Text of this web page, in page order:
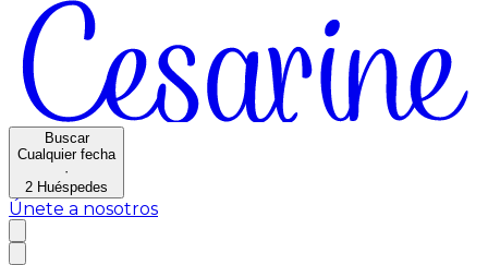
Buscar
Cualquier fecha
·
2 Huéspedes
Únete a nosotros